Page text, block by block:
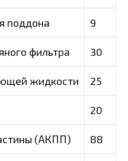
поддона 9
фильтра 30
жидкости 25
20
(АКПП) 88